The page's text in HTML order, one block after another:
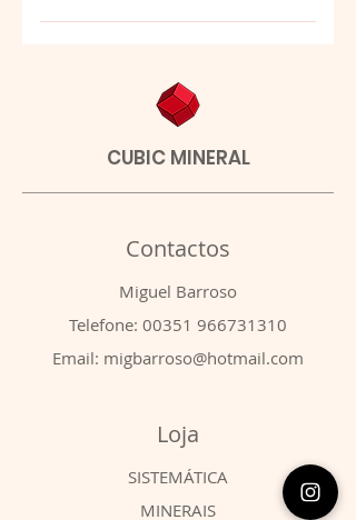
Nesta página encontra uma secção
CUBIC MINERAL
Contactos
​Miguel Barroso
Telefone: 00351 966731310
Email: migbarroso@hotmail.com
Loja
SISTEMÁTICA
MINERAIS